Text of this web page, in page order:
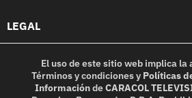
LEGAL
El uso de este sitio web implica la
Términos y condicionesy Políticas
InformacióndeCARACOL